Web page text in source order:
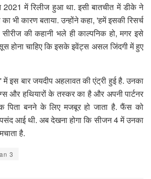
में रिलीज हुआ था. इसी बातचीत में डीके ने
भी कारण बताया. उन्होंने कहा, 'हमें इसकी रिसर्च
की कहानी भले ही काल्पनिक हो, मगर इसे
होना चाहिए कि इसके इवेंट्स असल जिंदगी में हुए
में इस बार जयदीप अहलावत की एंट्री हुई है. उनका
और हथियारों के तस्कर का है और अपनी पार्टनर
पिता बनने के लिए मजबूर हो जाता है. फैंस को
आई थी. अब देखना होगा कि सीजन 4 में उनका
है.
3